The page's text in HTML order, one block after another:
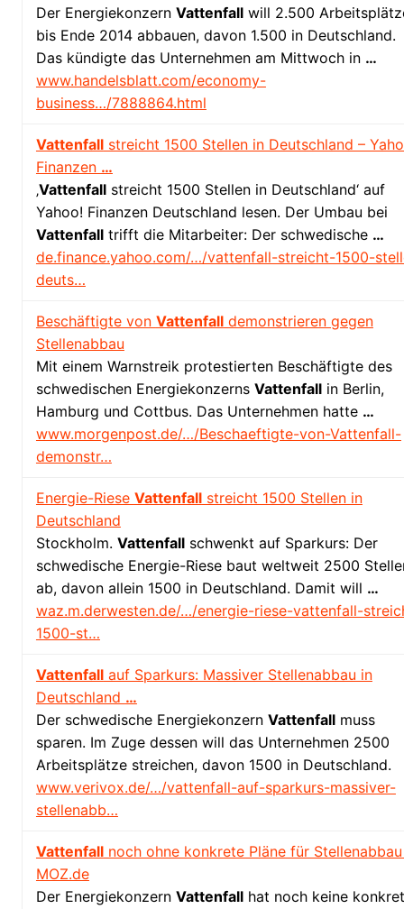
Der Energiekonzern Vattenfallwill 2.500
bis Ende 2014 abbauen, davon 1.500 in Deutschland.
Das kündigte das Unternehmen am Mittwoch in …
www.handelsblatt.com/economy-
business…/7888864.html
Vattenfallstreicht 1500 Stellen in Deutschland –
Finanzen …
‚Vattenfallstreicht 1500 Stellen in Deutschland‘ auf
Yahoo! Finanzen Deutschland lesen. Der Umbau bei
Vattenfalltrifft die Mitarbeiter: Der schwedische …
de.finance.yahoo.com/…/vattenfall-streicht-1500-
deuts…
Beschäftigte von Vattenfalldemonstrieren gegen
Stellenabbau
Mit einem Warnstreik protestierten Beschäftigte des
schwedischen Energiekonzerns Vattenfallin Berlin,
Hamburg und Cottbus. Das Unternehmen hatte …
www.morgenpost.de/…/Beschaeftigte-von-Vattenfall-
demonstr…
Energie-Riese Vattenfallstreicht 1500 Stellen in
Deutschland
Stockholm. Vattenfallschwenkt auf Sparkurs: Der
schwedische Energie-Riese baut weltweit 2500
ab, davon allein 1500 in Deutschland. Damit will …
waz.m.derwesten.de/…/energie-riese-vattenfall-
1500-st…
Vattenfallauf Sparkurs: Massiver Stellenabbau in
Deutschland …
Der schwedische Energiekonzern Vattenfallmuss
sparen. Im Zuge dessen will das Unternehmen 2500
Arbeitsplätze streichen, davon 1500 in Deutschland.
www.verivox.de/…/vattenfall-auf-sparkurs-massiver-
stellenabb…
Vattenfallnoch ohne konkrete Pläne für Stellenabbau
MOZ.de
Der Energiekonzern Vattenfallhat noch keine